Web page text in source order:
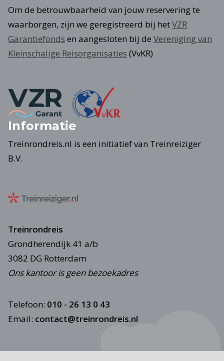
Om de betrouwbaarheid van jouw reservering te
waarborgen, zijn we geregistreerd bij hetVZR
Garantiefonds en aangesloten bij de Vereniging van
Kleinschalige Reisorganisaties (VvKR)
Informatie
Treinrondreis.nl is een initiatief van Treinreiziger
B.V.
Treinrondreis
Grondherendijk 41 a/b
3082 DG Rotterdam
Ons kantoor is geen bezoekadres
Telefoon: 010 - 26 13 0 43
Email: contact@treinrondreis.nl